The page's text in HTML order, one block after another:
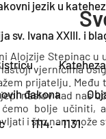
jezik u
sv. Ivana XXIII. i
đakona
1114. - 1131.
Alojzije Stepinac u
vjernicima
prijatelju.
naslov kad nas
bolje učiniti,
i što nam može